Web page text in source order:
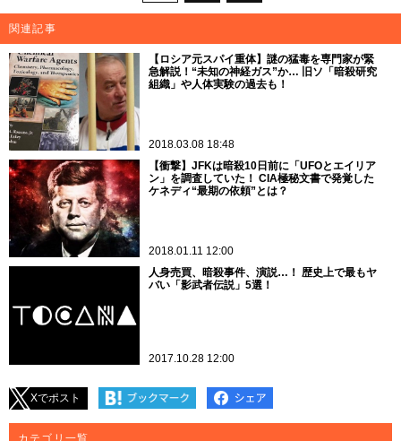
関連記事
【ロシア元スパイ重体】謎の猛毒を専門家が緊
急解説！“未知の神経ガス”か… 旧ソ「暗殺研究
組織」や人体実験の過去も！
2018.03.08 18:48
【衝撃】JFKは暗殺10日前に「UFOとエイリア
ン」を調査していた！ CIA極秘文書で発覚した
ケネディ“最期の依頼”とは？
2018.01.11 12:00
人身売買、暗殺事件、演説…！ 歴史上で最もヤ
バい「影武者伝説」5選！
2017.10.28 12:00
Xでポスト
カテゴリ一覧